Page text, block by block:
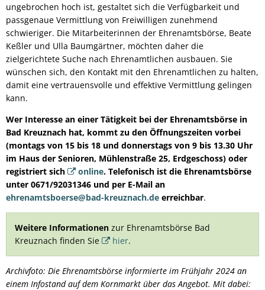
ungebrochen hoch ist, gestaltet sich die Verfügbarkeit und
passgenaue Vermittlung von Freiwilligen zunehmend
schwieriger. Die Mitarbeiterinnen der Ehrenamtsbörse, Beate
Keßler und Ulla Baumgärtner, möchten daher die
zielgerichtete Suche nach Ehrenamtlichen ausbauen. Sie
wünschen sich, den Kontakt mit den Ehrenamtlichen zu halten,
damit eine vertrauensvolle und effektive Vermittlung gelingen
kann.
Wer Interesse an einer Tätigkeit bei der Ehrenamtsbörse in
Bad Kreuznach hat, kommt zu den Öffnungszeiten vorbei
(montags von 15 bis 18 und donnerstags von 9 bis 13.30 Uhr
im Haus der Senioren, Mühlenstraße 25, Erdgeschoss) oder
registriert sich
online. Telefonisch ist die Ehrenamtsbörse
unter 0671/92031346 und per E-Mail an
ehrenamtsboerse@bad-kreuznach.de erreichbar.
Weitere Informationen zur Ehrenamtsbörse Bad
Kreuznach finden Sie
hier.
Archivfoto: Die Ehrenamtsbörse informierte im Frühjahr 2024 an
einem Infostand auf dem Kornmarkt über das Angebot. Mit dabei: